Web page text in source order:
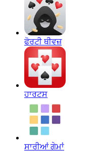
ਫੋਰਟੀ ਥੀਵਜ਼
ਹਾਰਟਸ
ਸਾਰੀਆਂ ਗੇਮਾਂ